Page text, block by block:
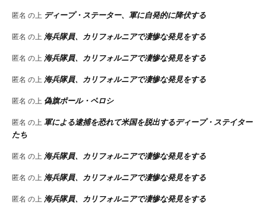
匿名 の上 ディープ・ステーター、軍に自発的に降伏する
匿名 の上 海兵隊員、カリフォルニアで凄惨な発見をする
匿名 の上 海兵隊員、カリフォルニアで凄惨な発見をする
匿名 の上 海兵隊員、カリフォルニアで凄惨な発見をする
匿名 の上 偽旗ポール・ペロシ
匿名 の上軍による逮捕を恐れて米国を脱出するディープ・ステイター
たち
匿名 の上 海兵隊員、カリフォルニアで凄惨な発見をする
匿名 の上 海兵隊員、カリフォルニアで凄惨な発見をする
匿名 の上 海兵隊員、カリフォルニアで凄惨な発見をする